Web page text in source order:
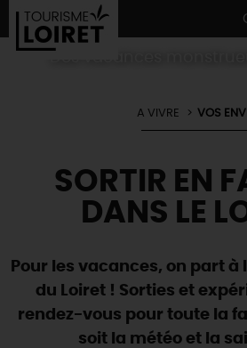
VOS ENVIES
LES INCONTOURNABLES
RÉSERVER
CULTURE
NATURE
VILLES &
TOUS ÀL'EAU
EN MODENATURE&
Où manger
Maîtresrestaurateurs
marchés
A NE PAS
RATER
A VIVRE VOS
SORTIR EN
DANS LE
Pour les vacances, on part
du Loiret ! Sorties et
rendez-vous pour toute la
soit la météo et la